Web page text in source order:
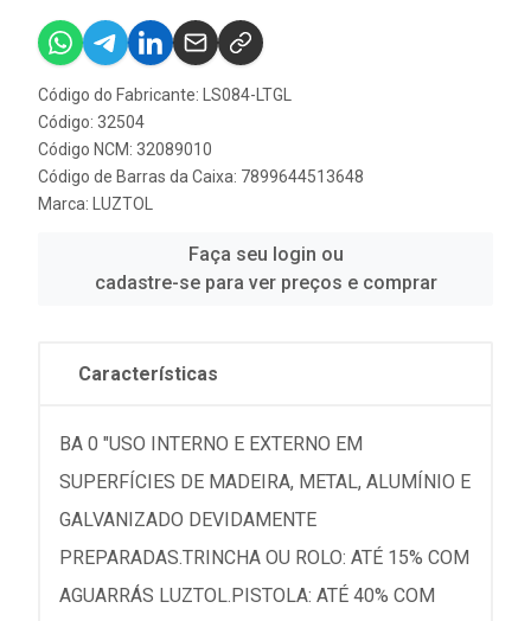
Código do Fabricante: LS084-LTGL
Código: 32504
Código NCM: 32089010
Código de Barras da Caixa: 7899644513648
Marca:
LUZTOL
Faça seu login ou
cadastre-se para ver preços e comprar
Características
BA 0 "USO INTERNO E EXTERNO EM
SUPERFÍCIES DE MADEIRA, METAL, ALUMÍNIO E
GALVANIZADO DEVIDAMENTE
PREPARADAS.TRINCHA OU ROLO: ATÉ 15% COM
AGUARRÁS LUZTOL.PISTOLA: ATÉ 40% COM